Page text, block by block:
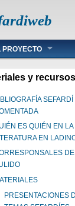
menu
PROYECTO
y recursos
SEFARDÍ
ES QUIÉN EN LA
EN
PRESENTACIONES